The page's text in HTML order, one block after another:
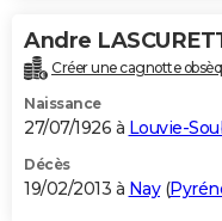
Andre
Créer une cagnotte
Naissance
27/07/1926 à Louvie-
Décès
19/02/2013 à Nay(